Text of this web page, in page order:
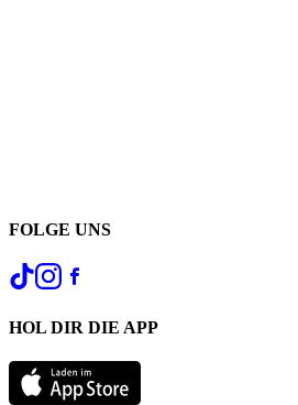
FOLGE UNS
HOL DIR DIE APP